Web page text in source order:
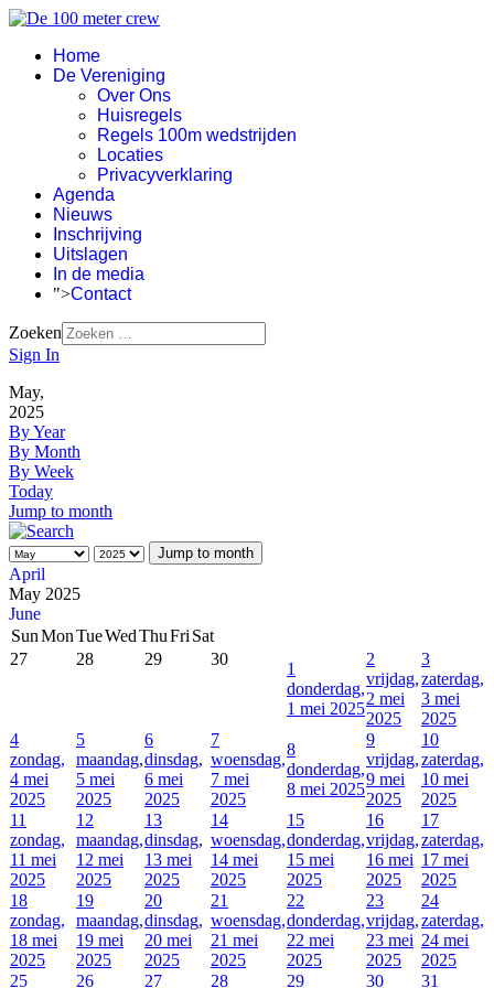
Home
De Vereniging
Over Ons
Huisregels
Regels 100m wedstrijden
Locaties
Privacyverklaring
Agenda
Nieuws
Inschrijving
Uitslagen
In de media
">Contact
Zoeken
Sign In
May,
2025
By Year
By Month
By Week
Today
Jump to month
Jump to month
April
May 2025
June
SunMonTueWedThuFri Sat
27
28 29 30
1
donderdag,
1 mei 2025
2
vrijdag,
2 mei
2025
3
zaterdag,
3 mei
2025
4
zondag,
4 mei
2025
5
maandag,
5 mei
2025
6
dinsdag,
6 mei
2025
7
woensdag,
7 mei
2025
8
donderdag,
8 mei 2025
9
vrijdag,
9 mei
2025
10
zaterdag,
10 mei
2025
11
zondag,
11 mei
2025
12
maandag,
12 mei
2025
13
dinsdag,
13 mei
2025
14
woensdag,
14 mei
2025
15
donderdag,
15 mei
2025
16
vrijdag,
16 mei
2025
17
zaterdag,
17 mei
2025
18
zondag,
18 mei
2025
19
maandag,
19 mei
2025
20
dinsdag,
20 mei
2025
21
woensdag,
21 mei
2025
22
donderdag,
22 mei
2025
23
vrijdag,
23 mei
2025
24
zaterdag,
24 mei
2025
25
26 27 28 29 30 31